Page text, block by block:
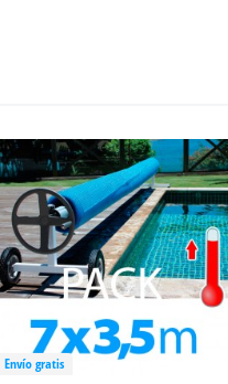
Envío gratis